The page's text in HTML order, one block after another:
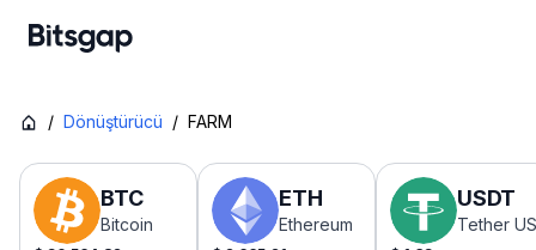
/ Dönüştürücü / FARM
BTC
Bitcoin
ETH
Ethereum
USDT
Tether